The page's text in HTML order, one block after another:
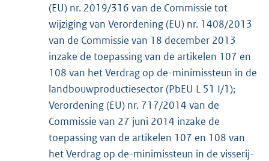
(EU) nr. 2019/316 van de Commissie tot
wijziging van Verordening (EU) nr. 1408/2013
van de Commissie van 18 december 2013
inzake de toepassing van de artikelen 107 en
108 van het Verdrag op de-minimissteun in de
landbouwproductiesector (PbEU L 51 I/1);
Verordening (EU) nr. 717/2014 van de
Commissie van 27 juni 2014 inzake de
toepassing van de artikelen 107 en 108 van
het Verdrag op de-minimissteun in de visserij-